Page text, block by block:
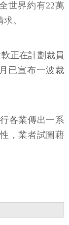
世界約有22萬
。
正在計劃裁員
已宣布一波裁
各業傳出一系
，業者試圖藉